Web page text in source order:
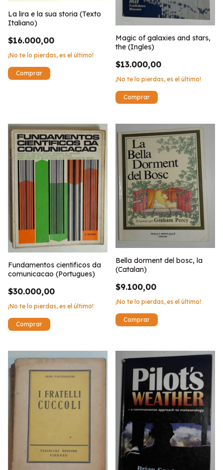
La lira e la sua storia (Texto
Italiano)
$16.000,00
¡No te lo pierdas, es el último!
Magic of galaxies and stars,
the (Ingles)
$13.000,00
¡No te lo pierdas, es el último!
Fundamentos cientificos da
comunicacao (Portugues)
$30.000,00
¡No te lo pierdas, es el último!
Bella dorment del bosc, la
(Catalan)
$9.100,00
¡No te lo pierdas, es el último!